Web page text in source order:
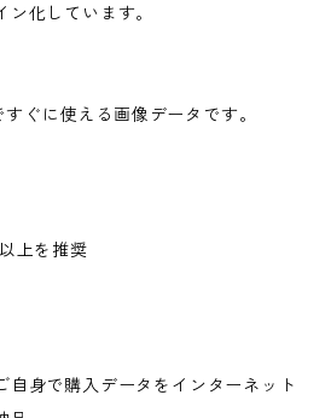
ン化しています。
ぐに使える画像データです。
上を推奨
自身で購入データをインターネット